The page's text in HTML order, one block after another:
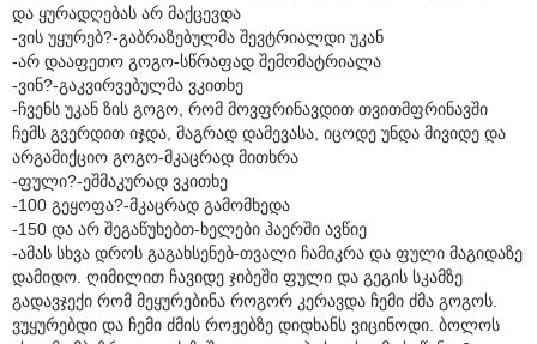
და ყურადღებას არ მაქცევდა
-ვის უყურებ?-გაბრაზებულმა შევტრიალდი უკან
-არ დააფეთო გოგო-სწრაფად შემომატრიალა
-ვინ?-გაკვირვებულმა ვკითხე
-ჩვენს უკან ზის გოგო, რომ მოვფრინავდით თვითმფრინავში
ჩემს გვერდით იჯდა, მაგრად დამევასა, იცოდე უნდა მივიდე და
არგამიქციო გოგო-მკაცრად მითხრა
-ფული?-ეშმაკურად ვკითხე
-100 გეყოფა?-მკაცრად გამომხედა
-150 და არ შეგაწუხებთ-ხელები ჰაერში ავწიე
-ამას სხვა დროს გაგახსენებ-თვალი ჩამიკრა და ფული მაგიდაზე
დამიდო. ღიმილით ჩავიდე ჯიბეში ფული და გეგის სკამზე
გადავჯექი რომ მეყურებინა როგორ კერავდა ჩემი ძმა გოგოს.
ვუყურებდი და ჩემი ძმის როჟებზე დიდხანს ვიცინოდი. ბოლოს